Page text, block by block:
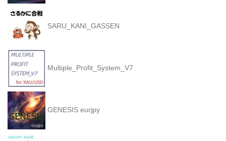
SARU_KANI_GASSEN
Multiple_Profit_System_V7
GENESIS eurjpy